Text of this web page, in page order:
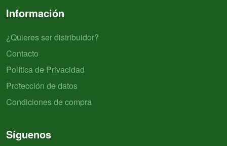
Información
¿Quieres ser distribuidor?
Contacto
Política de Privacidad
Protección de datos
Condiciones de compra
Síguenos